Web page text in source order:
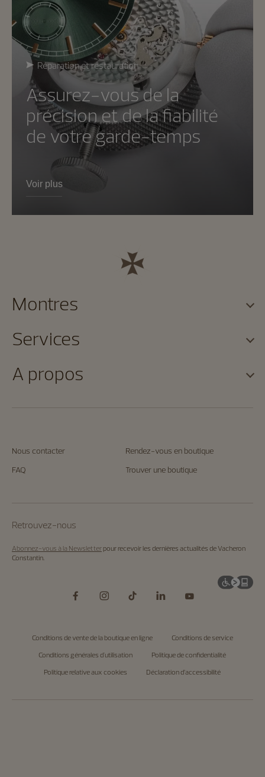
Réparation et restauration
Assurez-vous de la
précision et de la fiabilité
de votre garde-temps
Voir plus
Nous contacter
Rendez-vous en boutique
FAQ
Trouver une boutique
Retrouvez-nous
Abonnez-vous à la Newsletter pour recevoir les dernières actualités de Vacheron
Constantin.
Montres
Services
A propos
Conditions de vente de la boutique en ligne
Conditions de service
Conditions générales d'utilisation
Politique de confidentialité
Politique relative aux cookies
Déclaration d’accessibilité